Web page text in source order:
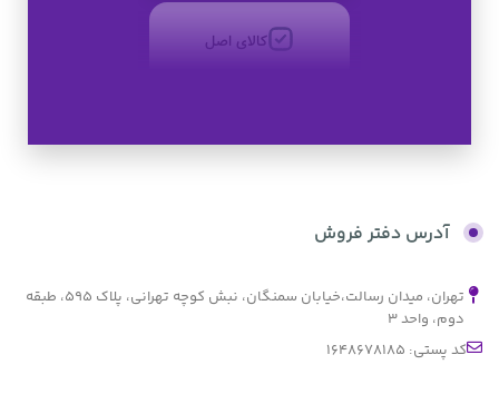
کالای اصل
آدرس دفتر فروش
تهران، میدان رسالت،خیابان سمنگان، نبش کوچه تهرانی، پلاک ۵۹۵، طبقه
دوم، واحد ۳
کد پستی: 1648678185